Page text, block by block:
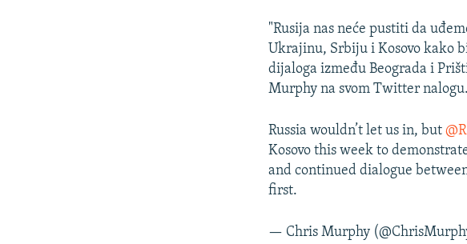
"Rusija nas neće pustiti da
Ukrajinu, Srbiju i Kosovo kako
dijaloga između Beograda i
Murphy na svom Twitter nalogu.
Russia wouldn’t let us in, but
Kosovo this week to
and continued dialogue
first.
— Chris Murphy